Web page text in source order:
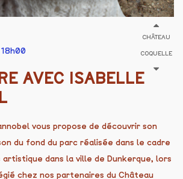
CHÂTEAU
COQUELLE
AVEC ISABELLE
vous propose de découvrir son
du fond du parc réalisée dans le cadre
artistique dans la ville de Dunkerque, lors
chez nos partenaires du Château